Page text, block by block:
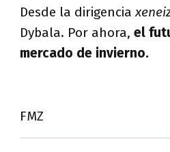
Desde la dirigencia
Dybala. Por ahora, el
mercado de invierno.
FMZ